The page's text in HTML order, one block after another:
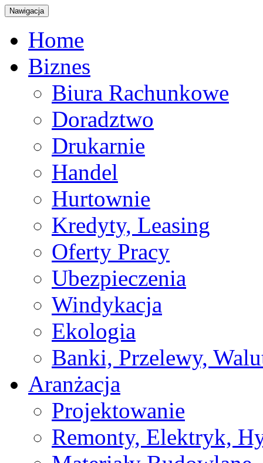
Nawigacja
Home
Biznes
Biura Rachunkowe
Doradztwo
Drukarnie
Handel
Hurtownie
Kredyty, Leasing
Oferty Pracy
Ubezpieczenia
Windykacja
Ekologia
Banki, Przelewy,
Aranżacja
Projektowanie
Remonty, Elektryk,